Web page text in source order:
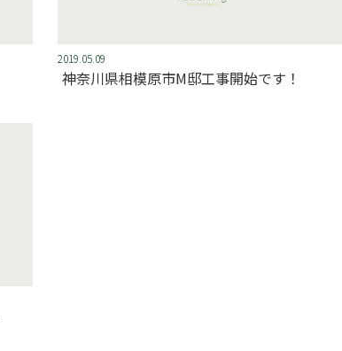
2019.05.09
神奈川県相模原市M邸工事開始です！